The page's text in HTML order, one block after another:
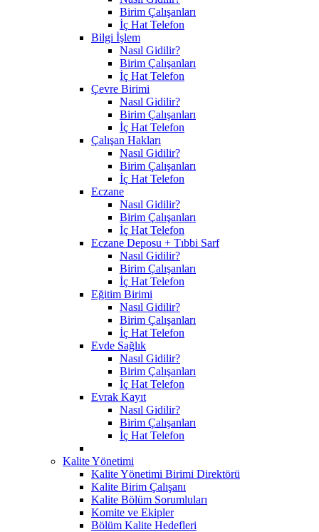
Birim Çalışanları
İç Hat Telefon
Bilgi İşlem
Nasıl Gidilir?
Birim Çalışanları
İç Hat Telefon
Çevre Birimi
Nasıl Gidilir?
Birim Çalışanları
İç Hat Telefon
Çalışan Hakları
Nasıl Gidilir?
Birim Çalışanları
İç Hat Telefon
Eczane
Nasıl Gidilir?
Birim Çalışanları
İç Hat Telefon
Eczane Deposu + Tıbbi Sarf
Nasıl Gidilir?
Birim Çalışanları
İç Hat Telefon
Eğitim Birimi
Nasıl Gidilir?
Birim Çalışanları
İç Hat Telefon
Evde Sağlık
Nasıl Gidilir?
Birim Çalışanları
İç Hat Telefon
Evrak Kayıt
Nasıl Gidilir?
Birim Çalışanları
İç Hat Telefon
Kalite Yönetimi
Kalite Yönetimi Birimi Direktörü
Kalite Birim Çalışanı
Kalite Bölüm Sorumluları
Komite ve Ekipler
Bölüm Kalite Hedefleri